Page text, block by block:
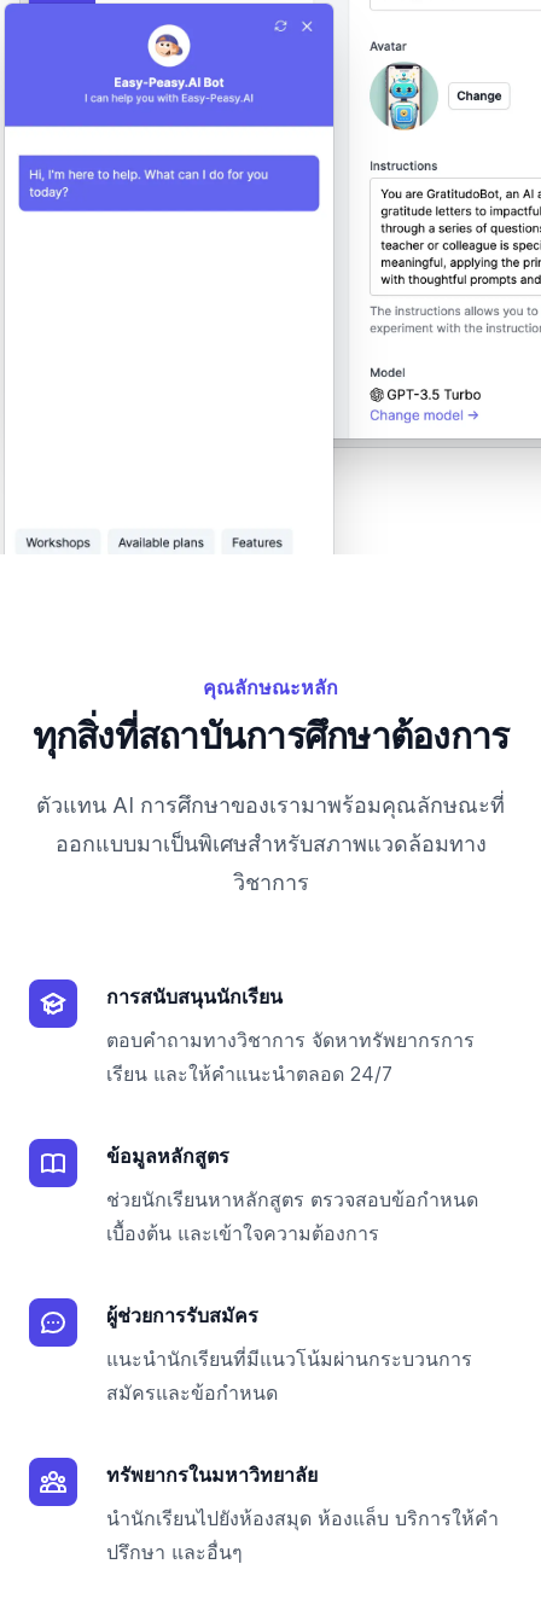
คุณลักษณะหลัก
ทุกสิ่งที่สถาบันการศึกษาต้องการ
ตัวแทน AI การศึกษาของเรามาพร้อมคุณลักษณะที่
ออกแบบมาเป็นพิเศษสำหรับสภาพแวดล้อมทาง
วิชาการ
การสนับสนุนนักเรียน
ตอบคำถามทางวิชาการ จัดหาทรัพยากรการ
เรียน และให้คำแนะนำตลอด 24/7
ข้อมูลหลักสูตร
ช่วยนักเรียนหาหลักสูตร ตรวจสอบข้อกำหนด
เบื้องต้น และเข้าใจความต้องการ
ผู้ช่วยการรับสมัคร
แนะนำนักเรียนที่มีแนวโน้มผ่านกระบวนการ
สมัครและข้อกำหนด
ทรัพยากรในมหาวิทยาลัย
นำนักเรียนไปยังห้องสมุด ห้องแล็บ บริการให้คำ
ปรึกษา และอื่นๆ